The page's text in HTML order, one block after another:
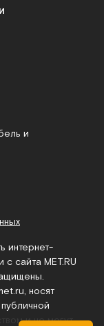
и
интернет-
сайта MET.RU
, носят
и не могут